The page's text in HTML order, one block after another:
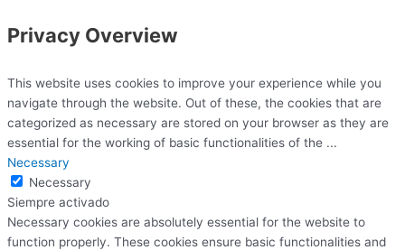
Privacy Overview
This website uses cookies to improve your experience while you
navigate through the website. Out of these, the cookies that are
categorized as necessary are stored on your browser as they are
essential for the working of basic functionalities of the ...
Necessary
Necessary
Siempre activado
Necessary cookies are absolutely essential for the website to
function properly. These cookies ensure basic functionalities and